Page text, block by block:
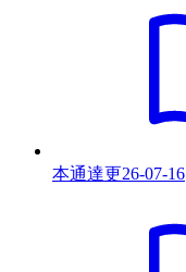
本通達更26-07-16